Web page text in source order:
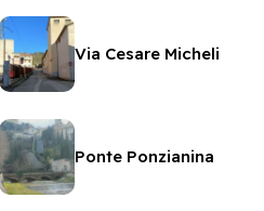
Via Cesare Micheli
Ponte Ponzianina